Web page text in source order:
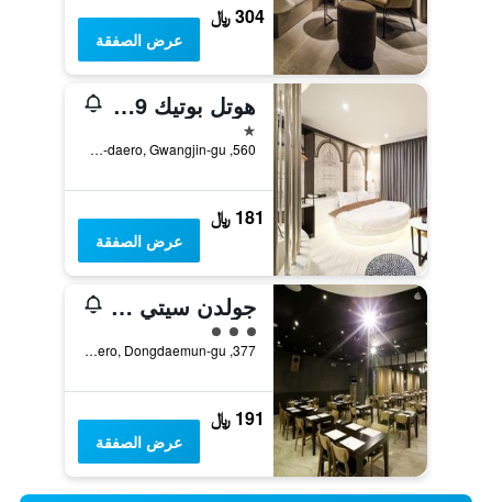
304 ﷼
عرض الصفقة
هوتل بوتيك 9 نيونجدونج
نجمة واحدة
560, Cheonho-daero, Gwangjin-gu, سيول, كوريا الجنوبية
181 ﷼
عرض الصفقة
جولدن سيتي هوتل دونجدايمون
تقييم فئة 3
377, Cheonho-Daero, Dongdaemun-gu, سيول, كوريا الجنوبية
191 ﷼
عرض الصفقة